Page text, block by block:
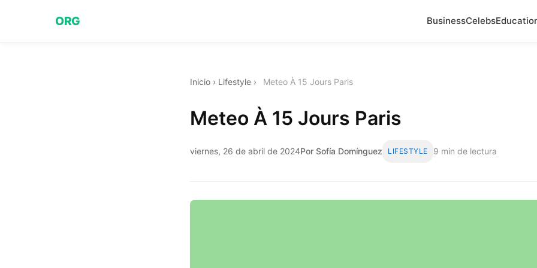
ORG BusinessCelebs
Inicio › Lifestyle › Meteo À 15 Jours Paris
Meteo À 15 Jours Paris
viernes, 26 de abril de 2024Por Sofía Domínguez LIFESTYLE 9 min de lectura